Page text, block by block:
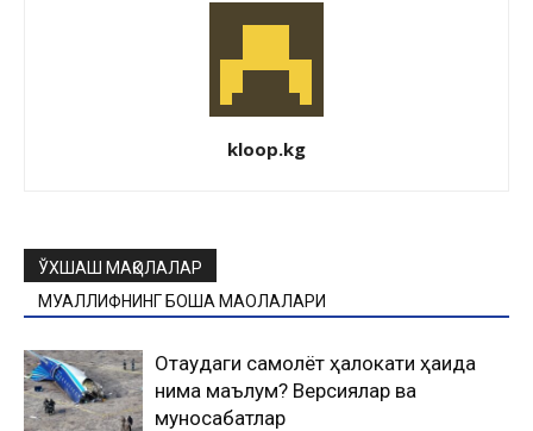
kloop.kg
ЎХШАШ МАҚОЛАЛАР
МУАЛЛИФНИНГ БОШҚА МАҚОЛАЛАРИ
Оқтаудаги самолёт ҳалокати ҳақида
нима маълум? Версиялар ва
муносабатлар